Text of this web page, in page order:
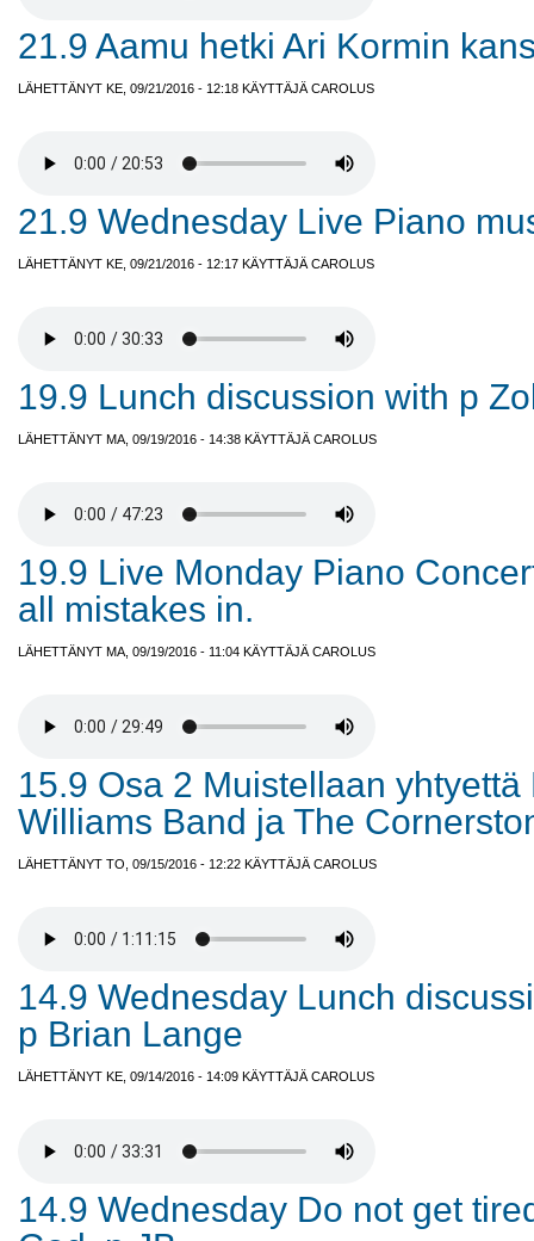
21.9 Aamu hetki Ari Kormin
LÄHETTÄNYT KE, 09/21/2016 - 12:18 KÄYTTÄJÄ CAROLUS
21.9 Wednesday Live Piano
LÄHETTÄNYT KE, 09/21/2016 - 12:17 KÄYTTÄJÄ CAROLUS
19.9 Lunch discussion with p
LÄHETTÄNYT MA, 09/19/2016 - 14:38 KÄYTTÄJÄ CAROLUS
19.9 Live Monday Piano
all mistakes in.
LÄHETTÄNYT MA, 09/19/2016 - 11:04 KÄYTTÄJÄ CAROLUS
15.9 Osa 2 Muistellaan yhtyettä
Williams Band ja The
LÄHETTÄNYT TO, 09/15/2016 - 12:22 KÄYTTÄJÄ CAROLUS
14.9 Wednesday Lunch
p Brian Lange
LÄHETTÄNYT KE, 09/14/2016 - 14:09 KÄYTTÄJÄ CAROLUS
14.9 Wednesday Do not get